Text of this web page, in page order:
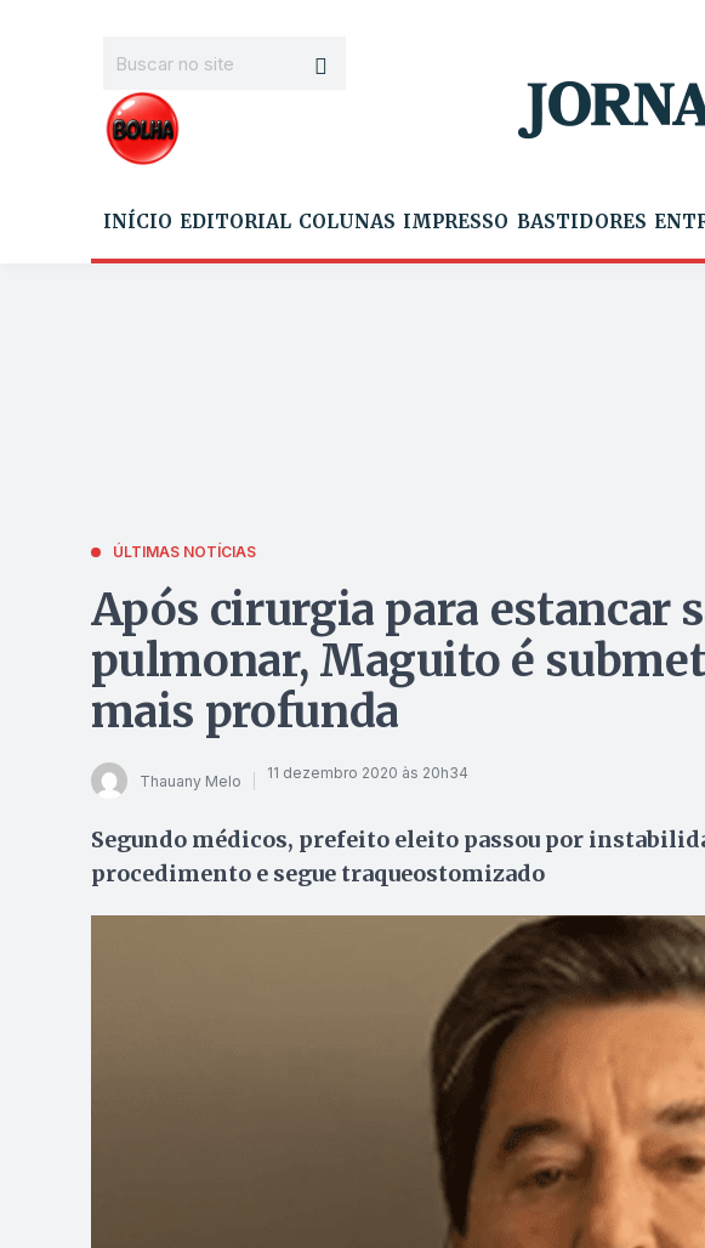
INÍCIO EDITORIAL COLUNAS IMPRESSO BASTIDORES
ÚLTIMAS NOTÍCIAS
Após cirurgia para estancar
pulmonar, Maguito é
mais profunda
Thauany Melo 11 dezembro 2020 às 20h34
Segundo médicos, prefeito eleito passou por
procedimento e segue traqueostomizado